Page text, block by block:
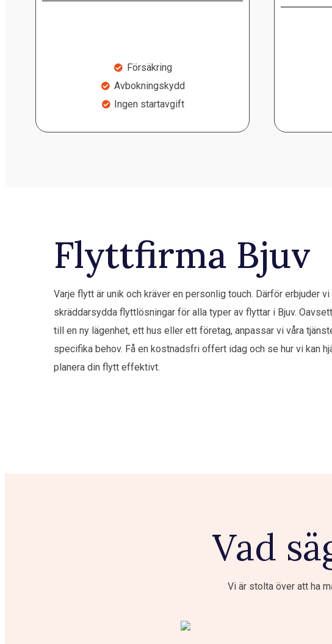
Försäkring
Avbokningskydd
Ingen startavgift
Flyttfirma Bjuv
Varje flytt är unik och kräver en personlig touch. Därför erbjuder vi
skräddarsydda flyttlösningar för alla typer av flyttar i Bjuv.
till en ny lägenhet, ett hus eller ett företag, anpassar vi våra
specifika behov. Få en kostnadsfri offert idag och se hur vi kan
planera din flytt effektivt.
Vad
Vi är stolta över att ha